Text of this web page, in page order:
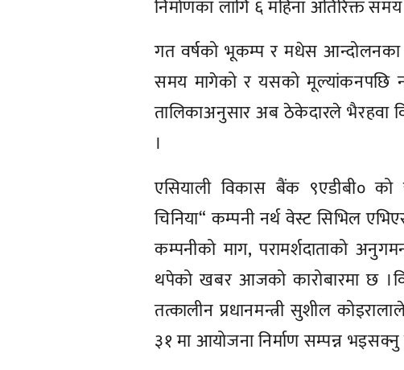
निर्माणका लागि ६ महिना अतिरिक्त
गत वर्षको भूकम्प र मधेस आन्दोलनका
समय मागेको र यसको मूल्यांकनपछि
तालिकाअनुसार अब ठेकेदारले भैरहवा
।
एसियाली विकास बैंक ९एडीबी०
चिनिया“ कम्पनी नर्थ वेस्ट सिभिल
कम्पनीको माग, परामर्शदाताको
थपेको खबर आजको कारोबारमा छ
तत्कालीन प्रधानमन्त्री सुशील
३१ मा आयोजना निर्माण सम्पन्न भइसक्नु